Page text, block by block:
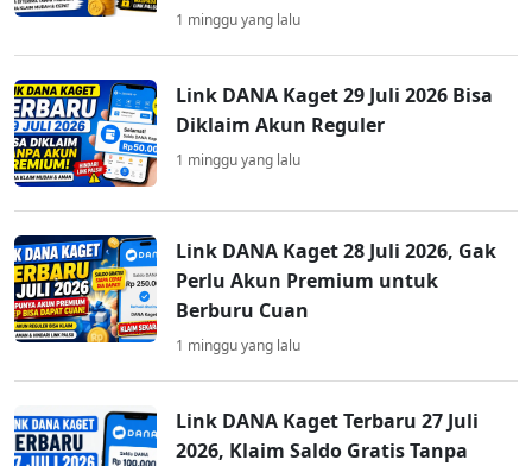
1 minggu yang lalu
Link DANA Kaget 29 Juli 2026 Bisa
Diklaim Akun Reguler
1 minggu yang lalu
Link DANA Kaget 28 Juli 2026, Gak
Perlu Akun Premium untuk
Berburu Cuan
1 minggu yang lalu
Link DANA Kaget Terbaru 27 Juli
2026, Klaim Saldo Gratis Tanpa